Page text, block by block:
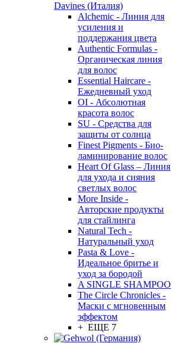
Davines (Италия)
Alchemic - Линия для
усиления и
поддержания цвета
Authentic Formulas -
Органическая линия
для волос
Essential Haircare -
Eжедневный уход
OI - Абсолютная
красота волос
SU - Средства для
защиты от солнца
Finest Pigments - Био-
ламинирование волос
Heart Of Glass – Линия
для ухода и сияния
светлых волос
More Inside -
Авторские продукты
для стайлинга
Natural Tech -
Натуральный уход
Pasta & Love -
Идеальное бритье и
уход за бородой
A SINGLE SHAMPOO
The Circle Chronicles -
Маски с мгновенным
эффектом
+ ЕЩЕ 7